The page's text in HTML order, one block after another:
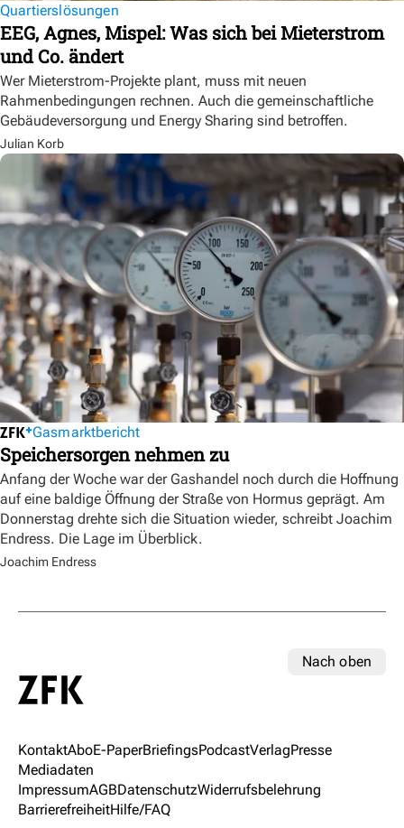
Quartierslösungen
EEG, Agnes, Mispel: Was sich bei Mieterstrom
und Co. ändert
Wer Mieterstrom-Projekte plant, muss mit neuen
Rahmenbedingungen rechnen. Auch die gemeinschaftliche
Gebäudeversorgung und Energy Sharing sind betroffen.
Julian Korb
Gasmarktbericht
Speichersorgen nehmen zu
Anfang der Woche war der Gashandel noch durch die Hoffnung
auf eine baldige Öffnung der Straße von Hormus geprägt. Am
Donnerstag drehte sich die Situation wieder, schreibt Joachim
Endress. Die Lage im Überblick.
Joachim Endress
Nach oben
KontaktAboE-PaperBriefingsPodcastVerlagPresse
Mediadaten
ImpressumAGBDatenschutzWiderrufsbelehrung
BarrierefreiheitHilfe/FAQ